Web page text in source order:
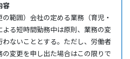
容
の範囲）会社の定める業務（育児・
よる短時間勤務中は原則、業務の変
わないこととする。ただし、労働者
の変更を申し出た場合はこの限りで